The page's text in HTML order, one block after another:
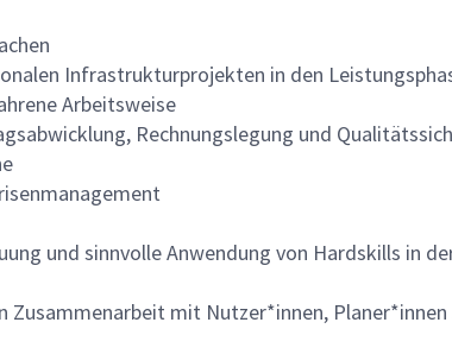
Infrastrukturprojekten in den
Arbeitsweise
Rechnungslegung und
und sinnvolle Anwendung von Hardskills in
mit Nutzer*innen,